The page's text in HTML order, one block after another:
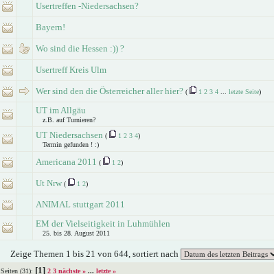
Usertreffen -Niedersachsen?
Bayern!
Wo sind die Hessen :)) ?
Usertreff Kreis Ulm
Wer sind den die Österreicher aller hier? ( 1 2 3 4 letzte Seite)
UT im Allgäu
z.B. auf Turnieren?
UT Niedersachsen ( 1 2 3 4)
Termin gefunden ! :)
Americana 2011 ( 1 2)
Ut Nrw ( 1 2)
ANIMAL stuttgart 2011
EM der Vielseitigkeit in Luhmühlen
25. bis 28. August 2011
Zeige Themen 1 bis 21 von 644, sortiert nach
Seiten (31): [1] 2 3 nächste » ... letzte »